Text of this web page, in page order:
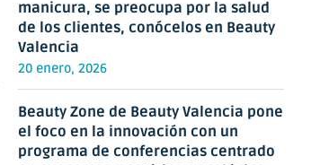
manicura, se preocupa por la salud
de los clientes, conócelos en Beauty
Valencia
20 enero, 2026
Beauty Zone de Beauty Valencia pone
el foco en la innovación con un
programa de conferencias centrado